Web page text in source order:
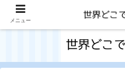
メニュー